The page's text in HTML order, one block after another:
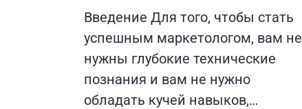
Введение Для того, чтобы стать
успешным маркетологом, вам не
нужны глубокие технические
познания и вам не нужно
обладать кучей навыков,…